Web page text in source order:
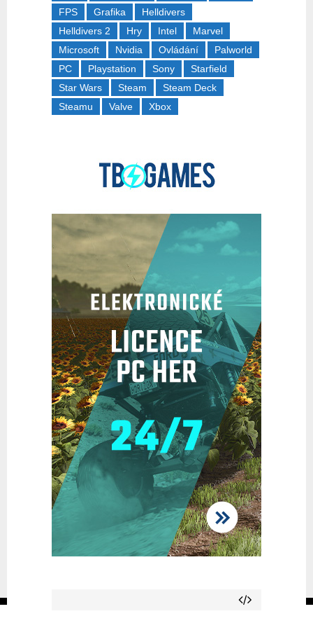
FPS
Grafika
Helldivers
Helldivers 2
Hry Intel
Marvel
Microsoft
Nvidia Ovládání
Palworld
PC
Playstation Sony
Starfield
Star Wars
Steam
Steam Deck
Steamu
Valve Xbox